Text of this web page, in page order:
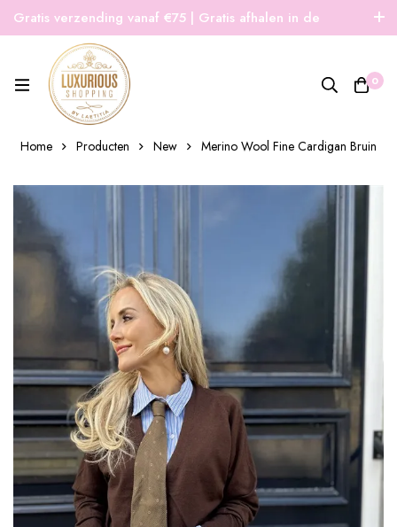
Gratis verzending vanaf €75 | Gratis afhalen in de
winkel | Snelle verzending
0
Home Producten New Merino Wool Fine Cardigan Bruin